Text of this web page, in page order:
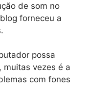
de som no
forneceu a
possa
muitas vezes é a
com fones